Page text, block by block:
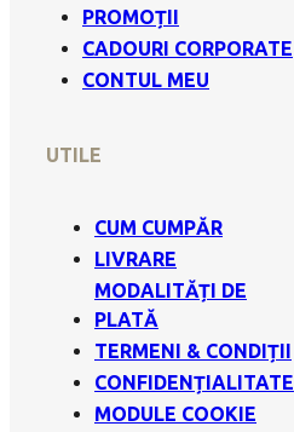
PROMOȚII
CADOURI CORPORATE
CONTUL MEU
UTILE
CUM CUMPĂR
LIVRARE
MODALITĂȚI DE
PLATĂ
TERMENI & CONDIȚII
CONFIDENȚIALITATE
MODULE COOKIE